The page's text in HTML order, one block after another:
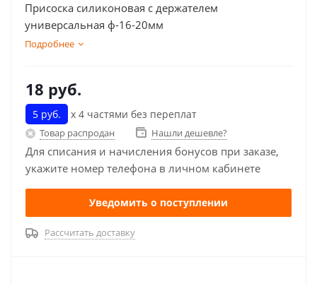
Присоска силиконовая с держателем
универсальная ф-16-20мм
Подробнее
18 руб.
5 руб. х 4 частями без переплат
Товар распродан Нашли дешевле?
Для списания и начисления бонусов при заказе,
укажите номер телефона в личном кабинете
Уведомить о поступлении
Рассчитать доставку